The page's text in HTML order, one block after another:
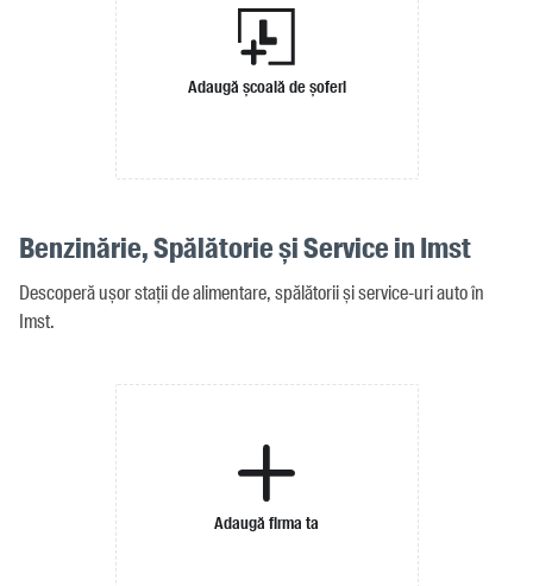
Adaugă școală de șoferi
Benzinărie, Spălătorie și Service in Imst
Descoperă ușor stații de alimentare, spălătorii și service-uri auto în
Imst.
Adaugă firma ta